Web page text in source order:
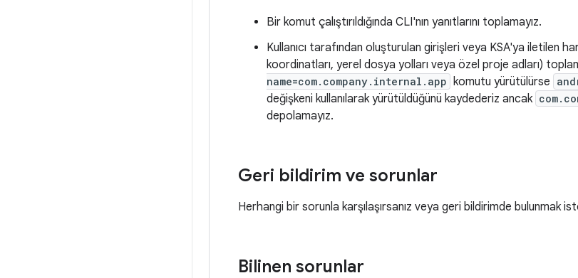
Bir komut çalıştırıldığında CLI'nın yanıtlarını toplamayız.
Kullanıcı tarafından oluşturulan girişleri veya KSA'ya iletilen
koordinatları, yerel dosya yolları veya özel proje adları)
name=com.company.internal.app komutu yürütülürse
değişkeni kullanılarak yürütüldüğünü kaydederiz ancak
depolamayız.
Geri bildirim ve sorunlar
Herhangi bir sorunla karşılaşırsanız veya geri bildirimde bulunmak
Bilinen sorunlar